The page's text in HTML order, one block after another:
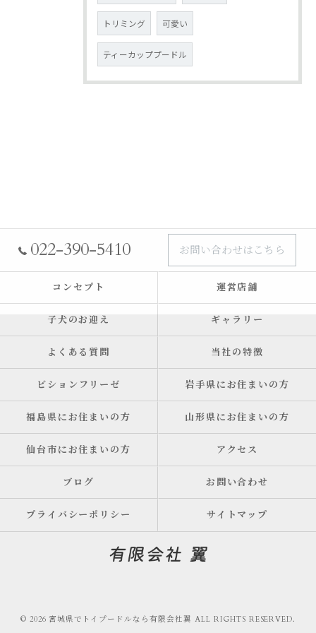
トリミング 可愛い
ティーカッププードル
022-390-5410 お問い合わせはこちら
コンセプト 運営店舗
子犬のお迎え ギャラリー
よくある質問 当社の特徴
ビションフリーゼ 岩手県にお住まいの方
福島県にお住まいの方 山形県にお住まいの方
仙台市にお住まいの方 アクセス
ブログ お問い合わせ
プライバシーポリシー サイトマップ
© 2026 宮城県でトイプードルなら有限会社翼 ALL RIGHTS RESERVED.